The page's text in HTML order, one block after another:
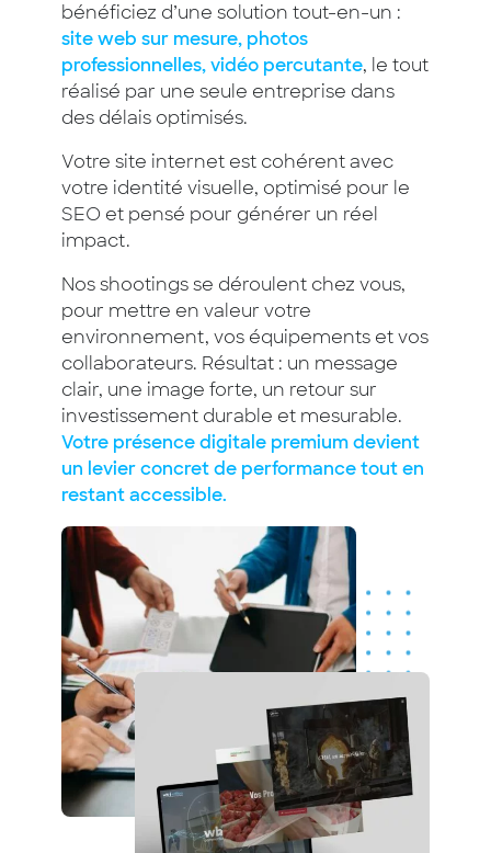
bénéficiez d’une solution tout-en-un :
site web sur mesure, photos
professionnelles, vidéo percutante, le tout
réalisé par une seule entreprise dans
des délais optimisés.
Votre site internet est cohérent avec
votre identité visuelle, optimisé pour le
SEO et pensé pour générer un réel
impact.
Nos shootings se déroulent chez vous,
pour mettre en valeur votre
environnement, vos équipements et vos
collaborateurs. Résultat : un message
clair, une image forte, un retour sur
investissement durable et mesurable.
Votre présence digitale premium devient
un levier concret de performance tout en
restant accessible.